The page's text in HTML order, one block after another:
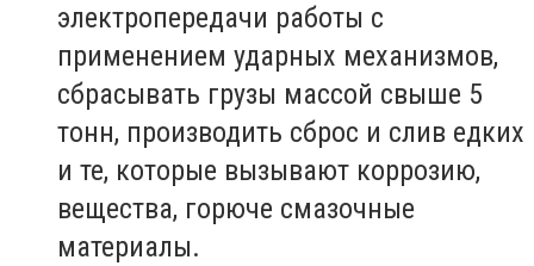
электропередачи работы с
применением ударных механизмов,
сбрасывать грузы массой свыше 5
тонн, производить сброс и слив едких
и те, которые вызывают коррозию,
вещества, горюче смазочные
материалы.